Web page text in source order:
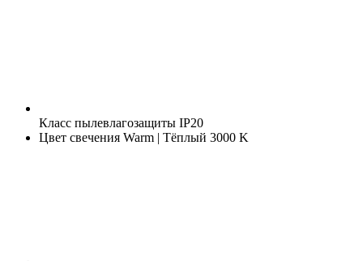
Класс пылевлагозащиты IP20
Цвет свечения Warm | Тёплый 3000 K